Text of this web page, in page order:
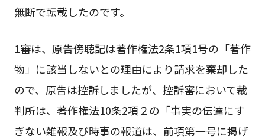
無断で転載したのです。
1審は、原告傍聴記は著作権法2条1項1号の「著作
物」に該当しないとの理由により請求を棄却した
ので、原告は控訴しましたが、控訴審において裁
判所は、著作権法10条2項２の「事実の伝達にす
ぎない雑報及び時事の報道は、前項第一号に掲げ